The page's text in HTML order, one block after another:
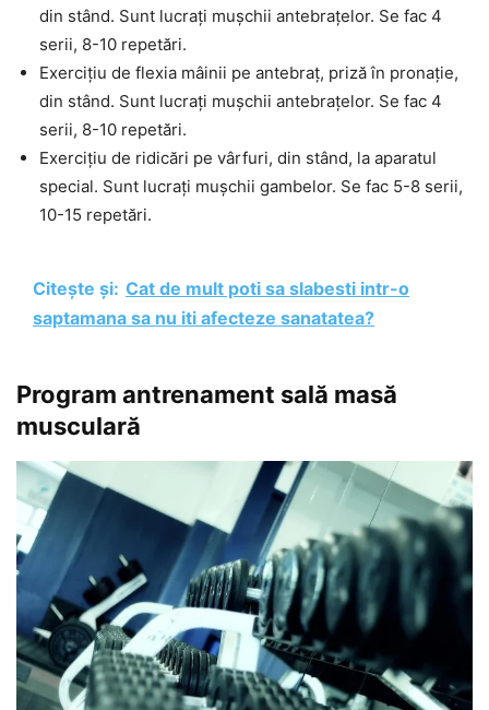
din stând. Sunt lucrați mușchii antebrațelor. Se fac 4
serii, 8-10 repetări.
Exercițiu de flexia mâinii pe antebraț, priză în pronație,
din stând. Sunt lucrați mușchii antebrațelor. Se fac 4
serii, 8-10 repetări.
Exercițiu de ridicări pe vârfuri, din stând, la aparatul
special. Sunt lucrați mușchii gambelor. Se fac 5-8 serii,
10-15 repetări.
Citește și: Cat de mult poti sa slabesti intr-o
saptamana sa nu iti afecteze sanatatea?
Program antrenament sală masă
musculară